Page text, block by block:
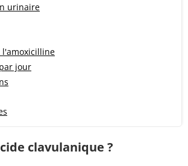
urinaire
l'amoxicilline
jour
clavulanique ?